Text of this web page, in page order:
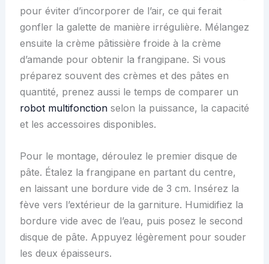
pour éviter d’incorporer de l’air, ce qui ferait
gonfler la galette de manière irrégulière. Mélangez
ensuite la crème pâtissière froide à la crème
d’amande pour obtenir la frangipane. Si vous
préparez souvent des crèmes et des pâtes en
quantité, prenez aussi le temps de comparer un
robot multifonctionselon la puissance, la capacité
et les accessoires disponibles.
Pour le montage, déroulez le premier disque de
pâte. Étalez la frangipane en partant du centre,
en laissant une bordure vide de 3 cm. Insérez la
fève vers l’extérieur de la garniture. Humidifiez la
bordure vide avec de l’eau, puis posez le second
disque de pâte. Appuyez légèrement pour souder
les deux épaisseurs.